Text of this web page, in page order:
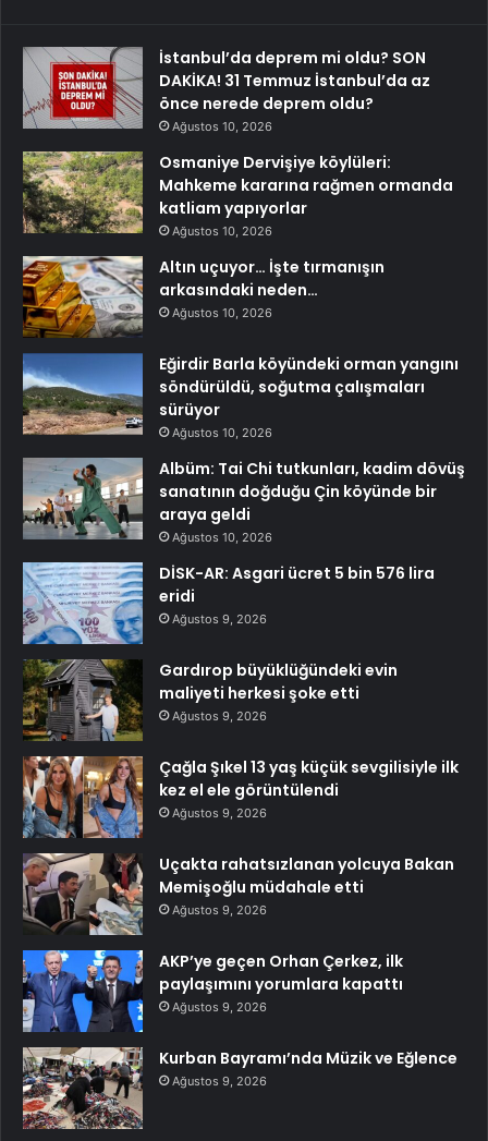
İstanbul’da deprem mi oldu? SON
DAKİKA! 31 Temmuz İstanbul’da az
önce nerede deprem oldu?
Ağustos 10, 2026
Osmaniye Dervişiye köylüleri:
Mahkeme kararına rağmen ormanda
katliam yapıyorlar
Ağustos 10, 2026
Altın uçuyor… İşte tırmanışın
arkasındaki neden…
Ağustos 10, 2026
Eğirdir Barla köyündeki orman yangını
söndürüldü, soğutma çalışmaları
sürüyor
Ağustos 10, 2026
Albüm: Tai Chi tutkunları, kadim dövüş
sanatının doğduğu Çin köyünde bir
araya geldi
Ağustos 10, 2026
DİSK-AR: Asgari ücret 5 bin 576 lira
eridi
Ağustos 9, 2026
Gardırop büyüklüğündeki evin
maliyeti herkesi şoke etti
Ağustos 9, 2026
Çağla Şıkel 13 yaş küçük sevgilisiyle ilk
kez el ele görüntülendi
Ağustos 9, 2026
Uçakta rahatsızlanan yolcuya Bakan
Memişoğlu müdahale etti
Ağustos 9, 2026
AKP’ye geçen Orhan Çerkez, ilk
paylaşımını yorumlara kapattı
Ağustos 9, 2026
Kurban Bayramı’nda Müzik ve Eğlence
Ağustos 9, 2026